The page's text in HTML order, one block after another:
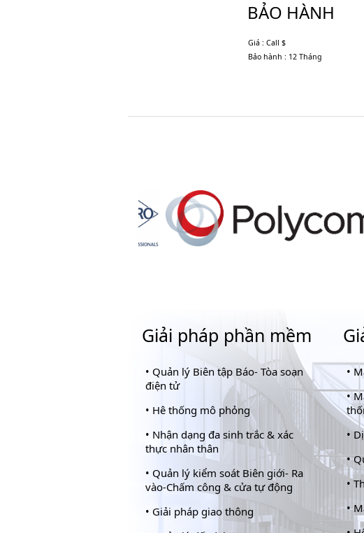
BẢO HÀNH
Giá : Call $
Bảo hành : 12 Tháng
Giải pháp phần mềm
• Quản lý Biên tập Báo- Tòa soạn
điện tử
• Hê thống mô phỏng
• Nhận dạng đa sinh trắc & xác
thực nhân thân
• Quản lý kiểm soát Biên giới- Ra
vào-Chấm công & cửa tự động
• Giải pháp giao thông
•
•
•
•
•
•